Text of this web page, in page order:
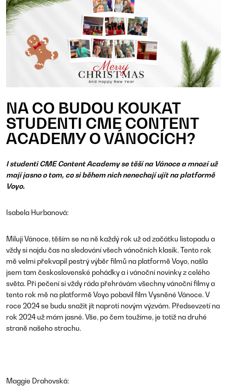
NA CO BUDOU KOUKAT
STUDENTI CME CONTENT
ACADEMY O VÁNOCÍCH?
I studenti CME Content Academy se těší na Vánoce a mnozí už
mají jasno o tom, co si během nich nenechají ujít na platformě
Voyo.
Isabela Hurbanová:
Miluji Vánoce, těším se na ně každý rok už od začátku listopadu a
vždy si najdu čas na sledování všech vánočních klasik. Tento rok
mě velmi překvapil pestrý výběr filmů na platformě Voyo, našla
jsem tam československé pohádky a i vánoční novinky z celého
světa. Při pečení si vždy ráda přehrávám všechny vánoční filmy a
tento rok mě na platformě Voyo pobavil film Vysněné Vánoce. V
roce 2024 se budu snažit jít naproti novým výzvám. Předsevzetí na
rok 2024 už mám jasné. Vše, po čem toužíme, je totiž na druhé
straně našeho strachu.
Maggie Drahovská: